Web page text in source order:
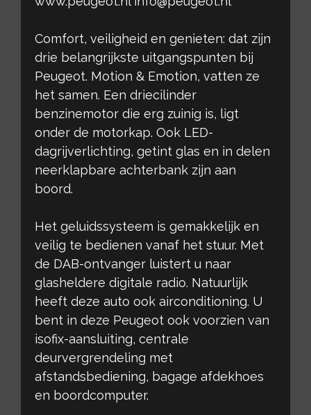
Comfort, veiligheid en genieten: dat zijn
drie belangrijkste uitgangspunten bij
Peugeot. Motion & Emotion, vatten ze
het samen. Een driecilinder
benzinemotor die erg zuinig is, ligt
onder de motorkap. Ook LED-
dagrijverlichting, getint glas en in delen
neerklapbare achterbank zijn aan
boord.
Het geluidssysteem is gemakkelijk en
veilig te bedienen vanaf het stuur. Met
de DAB-ontvanger luistert u naar
glasheldere digitale radio. Natuurlijk
heeft deze auto ook airconditioning. U
bent in deze Peugeot ook voorzien van
isofix-aansluiting, centrale
deurvergrendeling met
afstandsbediening, bagage afdekhoes
en boordcomputer.